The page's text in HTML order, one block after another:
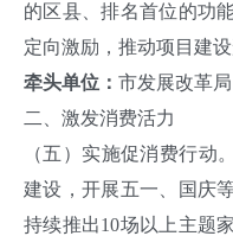
的区县、排名首位的功
定向激励，推动项目建
牵头单位： 市发展改革
二、激发消费活力
（五）实施促消费行动
建设，开展五一、国庆
持续推出10场以上主题